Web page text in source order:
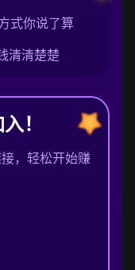
式你说了算
清清楚楚
！
，轻松开始赚